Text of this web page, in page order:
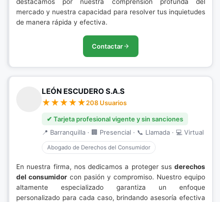
mercado y nuestra capacidad para resolver tus inquietudes
de manera rápida y efectiva.
Contactar
LEÓN ESCUDERO S.A.S
208 Usuarios
✔ Tarjeta profesional vigente y sin sanciones
📍 Barranquilla · 🏢 Presencial · 📞 Llamada · 💻 Virtual
Abogado de Derechos del Consumidor
En nuestra firma, nos dedicamos a proteger sus derechos
del consumidor con pasión y compromiso. Nuestro equipo
altamente especializado garantiza un enfoque
personalizado para cada caso, brindando asesoría efectiva